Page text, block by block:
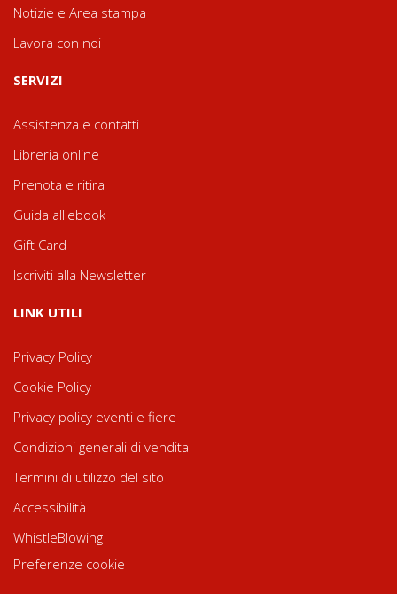
Notizie e Area stampa
Lavora con noi
SERVIZI
Assistenza e contatti
Libreria online
Prenota e ritira
Guida all'ebook
Gift Card
Iscriviti alla Newsletter
LINK UTILI
Privacy Policy
Cookie Policy
Privacy policy eventi e fiere
Condizioni generali di vendita
Termini di utilizzo del sito
Accessibilità
WhistleBlowing
Preferenze cookie